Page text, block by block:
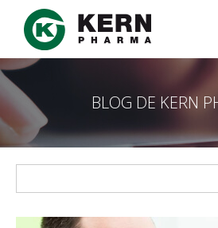
Pasar
contenido
principal
BLOG DE KERN